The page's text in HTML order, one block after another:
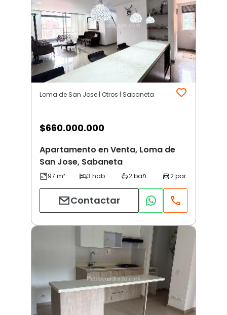
Loma de San Jose | Otros | Sabaneta
$660.000.000
Apartamento en Venta, Loma de
San Jose, Sabaneta
Contactar